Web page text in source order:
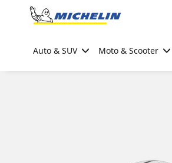
Go to page content
Auto & SUV Moto & Scooter